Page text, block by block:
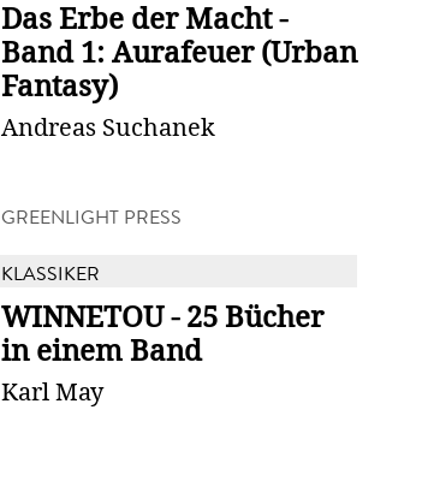
Das Erbe der Macht -
Band 1: Aurafeuer (Urban
Fantasy)
Andreas Suchanek
GREENLIGHT PRESS
KLASSIKER
WINNETOU - 25 Bücher
in einem Band
Karl May